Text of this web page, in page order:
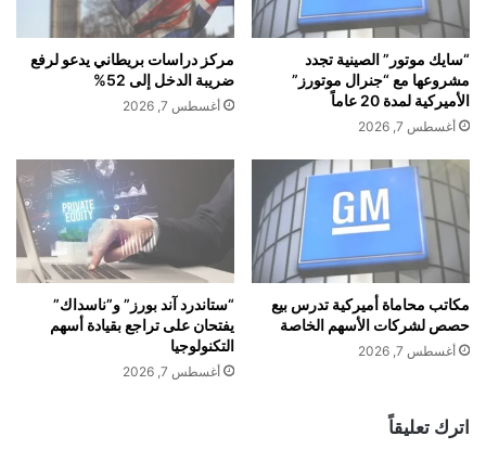
ي
ة
0
%
س
ب
ح
ب
إ
ي
ر
و
ر
ب
ي
ة
ل
ا
ل
ت
ز
ب
ا
“سايك موتور” الصينية تجدد
مشروعها مع “جنرال موتورز”
الأميركية لمدة 20 عاماً
أغسطس 7, 2026
مركز دراسات بريطاني يدعو لرفع
ضريبة الدخل إلى 52%
أغسطس 7, 2026
مكاتب محاماة أميركية تدرس بيع
حصص لشركات الأسهم الخاصة
أغسطس 7, 2026
“ستاندرد آند بورز” و”ناسداك”
يفتحان على تراجع بقيادة أسهم
التكنولوجيا
أغسطس 7, 2026
اترك تعليقاً